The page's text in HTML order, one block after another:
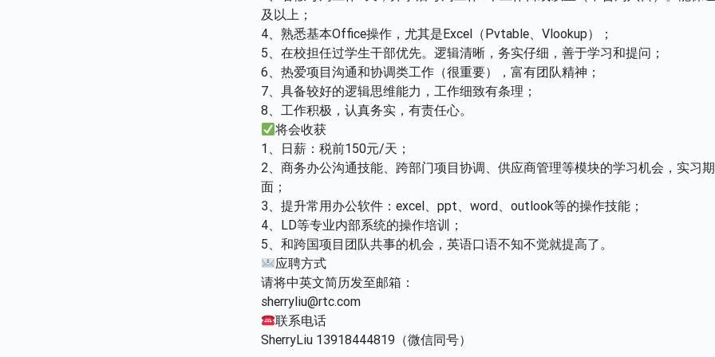
及以上；
4、熟悉基本Office操作，尤其是Excel（Pvtable、Vlookup）；
5、在校担任过学生干部优先。逻辑清晰，务实仔细，善于学习和提问；
6、热爱项目沟通和协调类工作（很重要），富有团队精神；
7、具备较好的逻辑思维能力，工作细致有条理；
8、工作积极，认真务实，有责任心。
将会收获
1、日薪：税前150元/天；
2、商务办公沟通技能、跨部门项目协调、供应商管理等模块的学习机会，实习
面；
3、提升常用办公软件：excel、ppt、word、outlook等的操作技能；
4、LD等专业内部系统的操作培训；
5、和跨国项目团队共事的机会，英语口语不知不觉就提高了。
应聘方式
请将中英文简历发至邮箱：
sherryliu@rtc.com
联系电话
SherryLiu 13918444819（微信同号）